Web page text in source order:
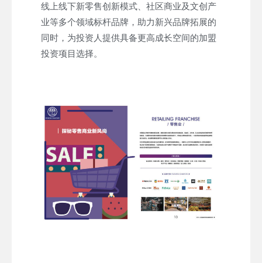
线上线下新零售创新模式、社区商业及文创产
业等多个领域标杆品牌，助力新兴品牌拓展的
同时，为投资人提供具备更高成长空间的加盟
投资项目选择。